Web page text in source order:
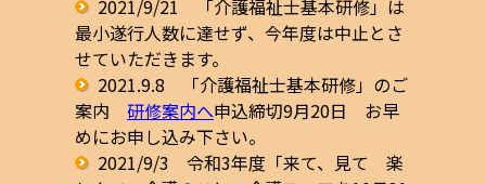
2021/9/21 「介護福祉士基本研修」は
最小遂行人数に達せず、今年度は中止とさ
せていただきます。
2021.9.8 「介護福祉士基本研修」のご
案内 研修案内へ申込締切9月20日 お早
めにお申し込み下さい。
2021/9/3 令和3年度「来て、見て 楽